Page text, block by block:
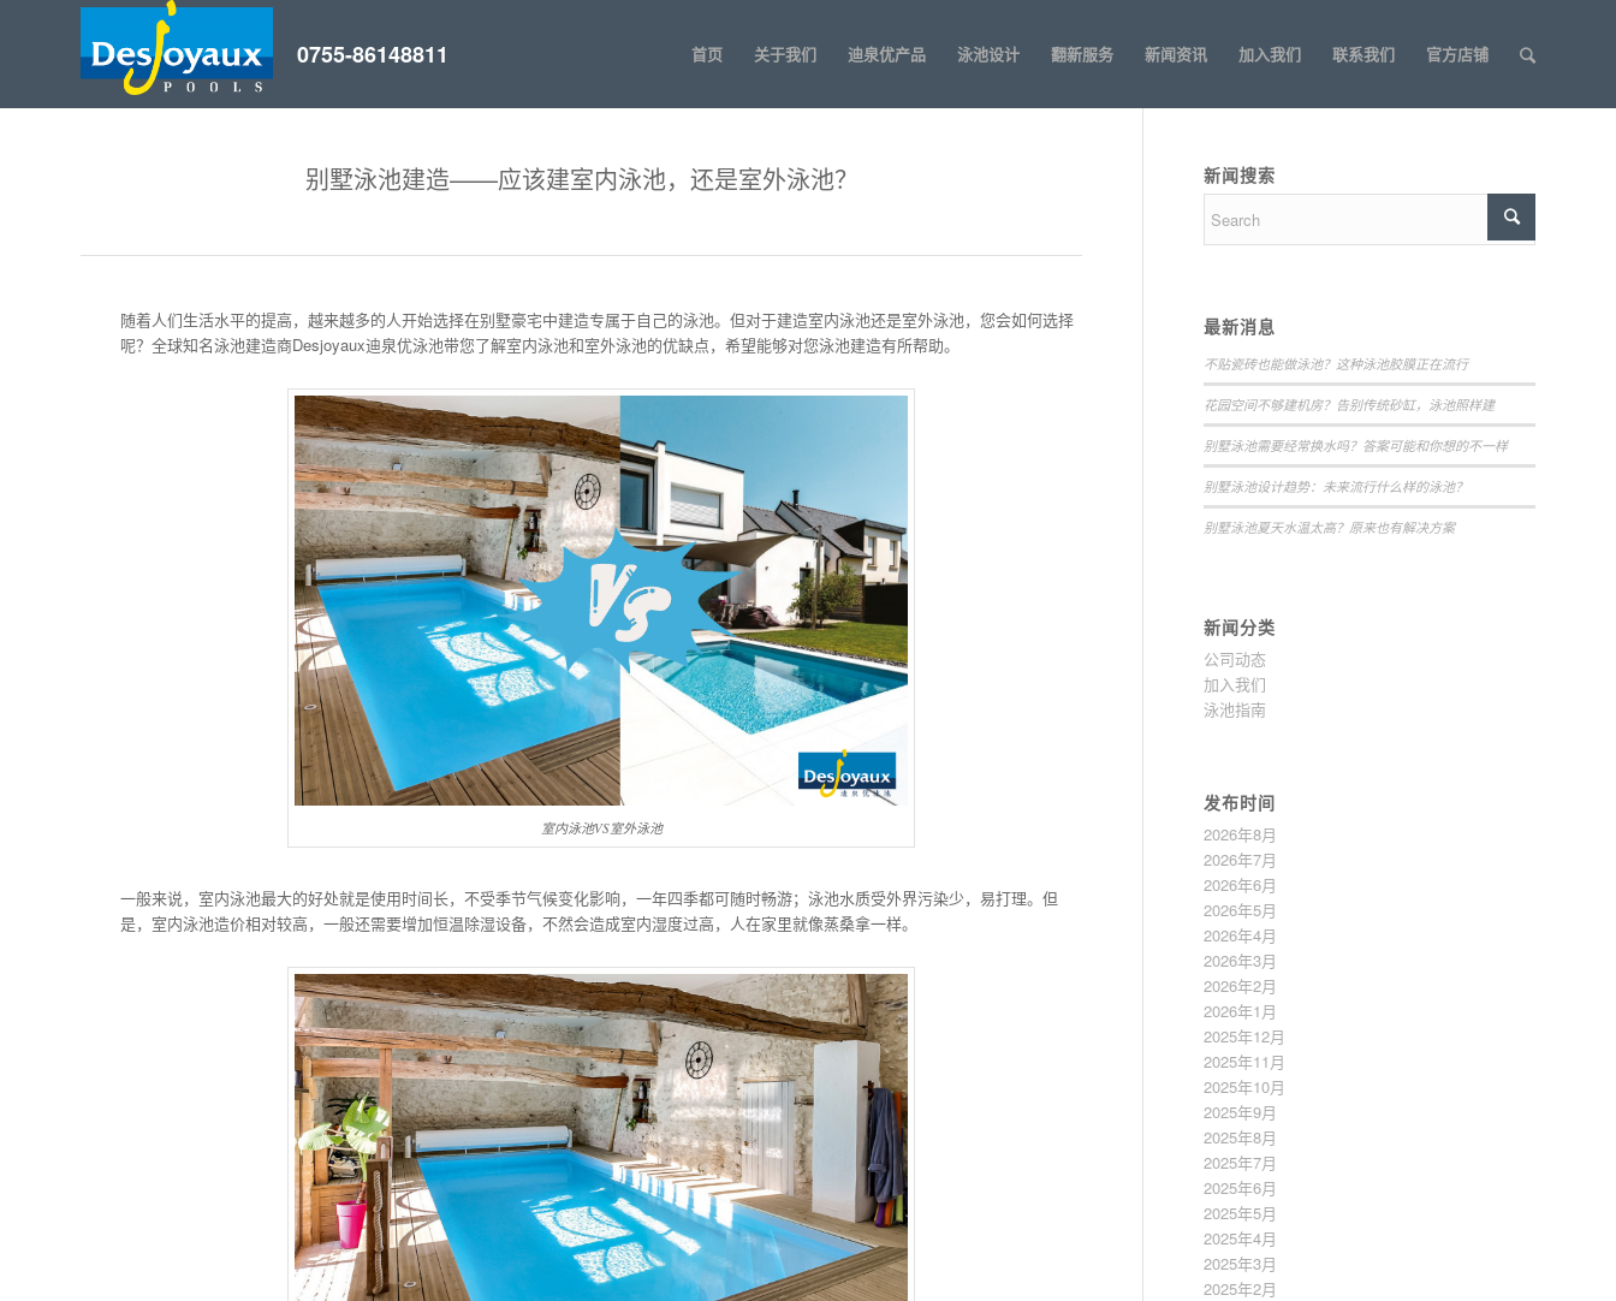
首页 关于我们 迪泉优产品 泳池设计 翻新服务 新闻资讯 加入我们 联系我们 官方店铺
别墅泳池建造——应该建室内泳池，还是室外泳池？
随着人们生活水平的提高，越来越多的人开始选择在别墅豪宅中建造专属于自己的泳池。但对于建造室内泳池还是室外泳池，您会如何选择
呢？全球知名泳池建造商Desjoyaux迪泉优泳池带您了解室内泳池和室外泳池的优缺点，希望能够对您泳池建造有所帮助。
室内泳池VS室外泳池
一般来说，室内泳池最大的好处就是使用时间长，不受季节气候变化影响，一年四季都可随时畅游；泳池水质受外界污染少，易打理。但
是，室内泳池造价相对较高，一般还需要增加恒温除湿设备，不然会造成室内湿度过高，人在家里就像蒸桑拿一样。
新闻搜索
最新消息
不贴瓷砖也能做泳池？这种泳池胶膜正在流行
花园空间不够建机房？告别传统砂缸，泳池照样建
别墅泳池需要经常换水吗？答案可能和你想的不一样
别墅泳池设计趋势：未来流行什么样的泳池？
别墅泳池夏天水温太高？原来也有解决方案
新闻分类
公司动态
加入我们
泳池指南
发布时间
2026年8月
2026年7月
2026年6月
2026年5月
2026年4月
2026年3月
2026年2月
2026年1月
2025年12月
2025年11月
2025年10月
2025年9月
2025年8月
2025年7月
2025年6月
2025年5月
2025年4月
2025年3月
2025年2月